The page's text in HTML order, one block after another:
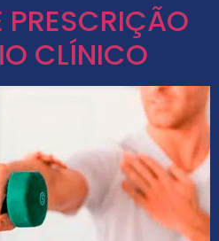
PRESCRIÇÃO
CLÍNICO